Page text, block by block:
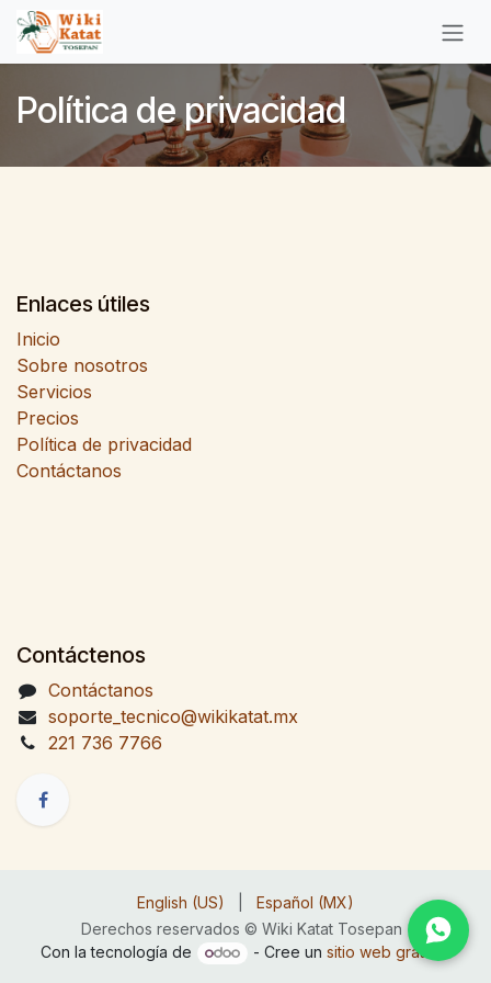
Ir al contenido
Política de privacidad
Enlaces útiles
Inicio
Sobre nosotros
Servicios
Precios
Política de privacidad
Contáctanos
Contáctenos
Contáctanos
soporte_tecnico@wikikatat.mx
221 736 7766
Derechos reservados © Wiki Katat Tosepan
English (US) Español (MX)
Con la tecnología de - Cree unsitio web gratuito